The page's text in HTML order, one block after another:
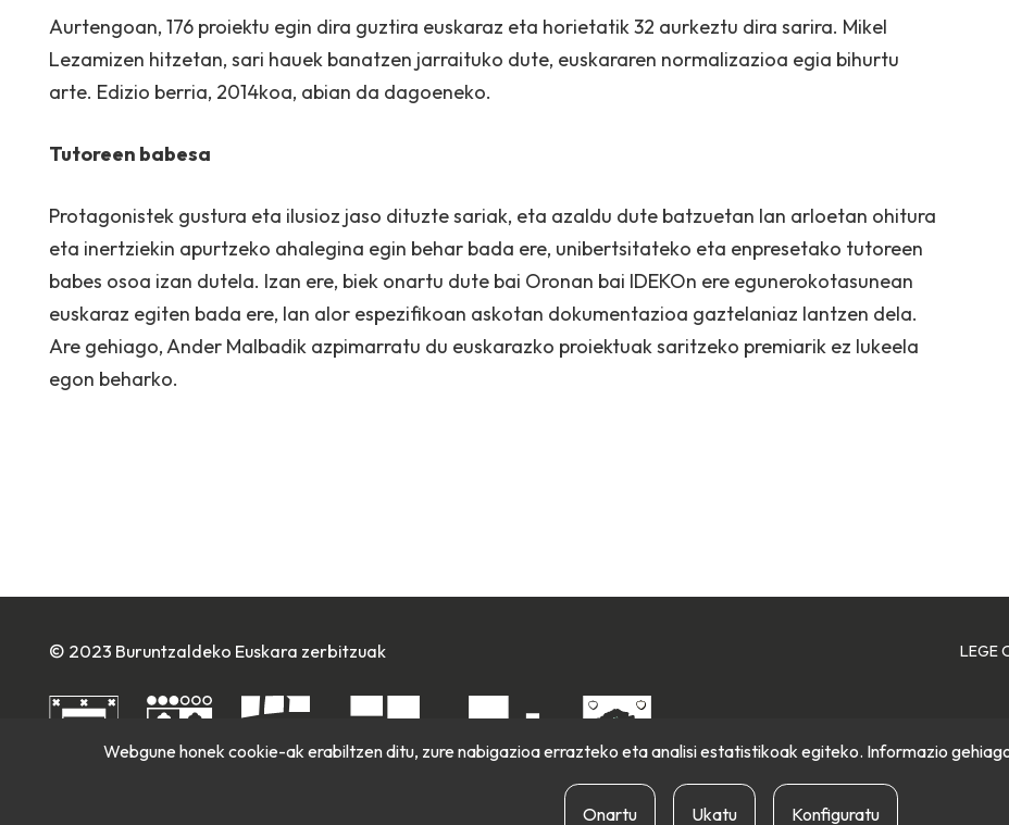
Aurtengoan, 176 proiektu egin dira guztira euskaraz eta horietatik 32 aurkeztu dira sarira. Mikel
Lezamizen hitzetan, sari hauek banatzen jarraituko dute, euskararen normalizazioa egia bihurtu
arte. Edizio berria, 2014koa, abian da dagoeneko.
Tutoreen babesa
Protagonistek gustura eta ilusioz jaso dituzte sariak, eta azaldu dute batzuetan lan arloetan ohitura
eta inertziekin apurtzeko ahalegina egin behar bada ere, unibertsitateko eta enpresetako tutoreen
babes osoa izan dutela. Izan ere, biek onartu dute bai Oronan bai IDEKOn ere egunerokotasunean
euskaraz egiten bada ere, lan alor espezifikoan askotan dokumentazioa gaztelaniaz lantzen dela.
Are gehiago, Ander Malbadik azpimarratu du euskarazko proiektuak saritzeko premiarik ez lukeela
egon beharko.
© 2023 Buruntzaldeko Euskara zerbitzuak LEGE
Webgune honek cookie-ak erabiltzen ditu, zure nabigazioa errazteko eta analisi estatistikoak egiteko. Informazio
Onartu Ukatu Konfiguratu